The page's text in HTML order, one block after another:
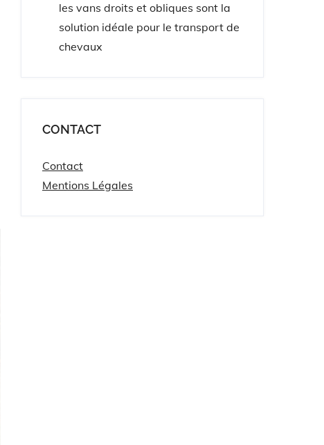
les vans droits et obliques sont la
solution idéale pour le transport de
chevaux
CONTACT
Contact
Mentions Légales